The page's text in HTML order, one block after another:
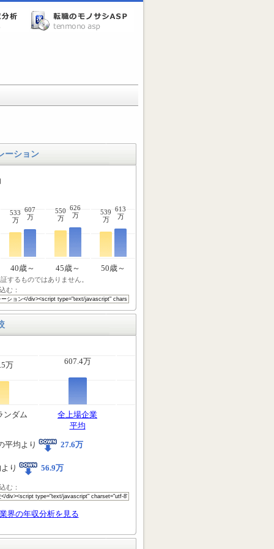
ーション
533
万
607
万
550
万
626
万
539
万
613
万
40歳～ 45歳～ 50歳～
するものではありません。
む：
万 607.4万
ンダム
全上場企業
平均
平均より 27.6万
り 56.9万
む：
界の年収分析を見る